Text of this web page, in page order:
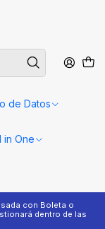
de Datos
in One
con Boleta o
dentro de las